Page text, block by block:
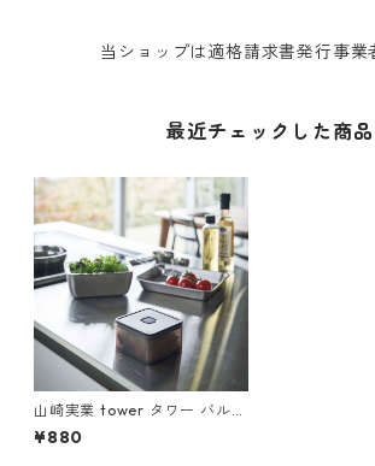
当ショップは適格請求書発行事業
最近チェックした商品
山崎実業 tower タワー バルブ
付き密閉保存容器 スクエア ブ
ラック
¥880